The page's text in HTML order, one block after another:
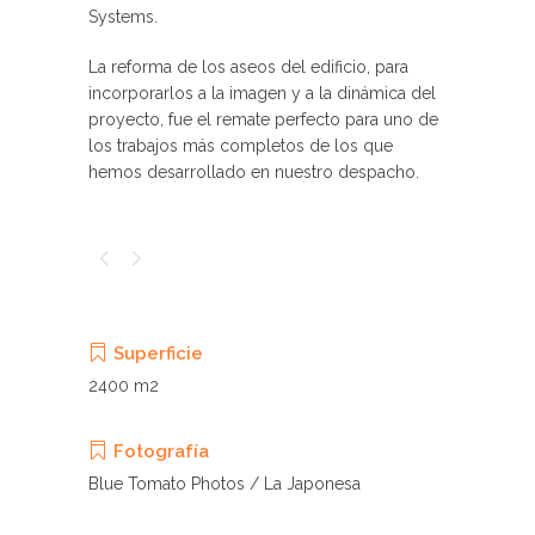
Systems.
La reforma de los aseos del edificio, para
incorporarlos a la imagen y a la dinámica del
proyecto, fue el remate perfecto para uno de
los trabajos más completos de los que
hemos desarrollado en nuestro despacho.
Superficie
2400 m2
Fotografía
Blue Tomato Photos / La Japonesa